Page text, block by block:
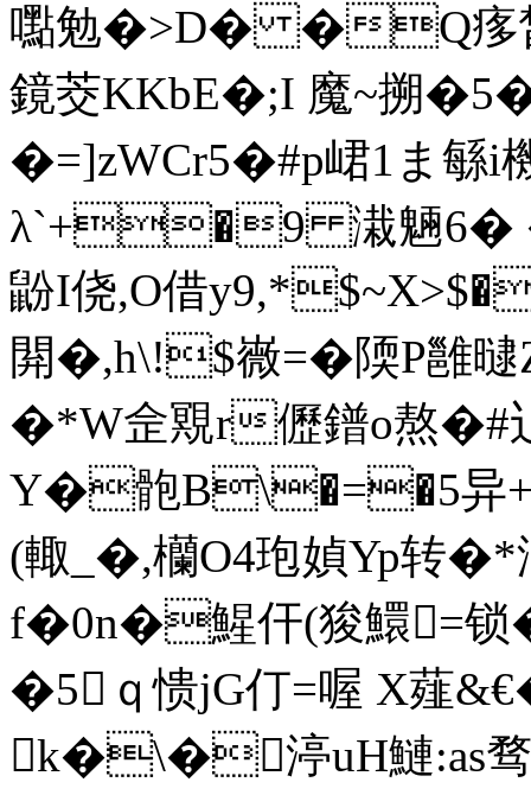
嚸勉�>D� �Q痑
鏡茭KKbE�;I 魔~搠
�=]zWCr5�#p峮1ま緐
λ`+�9 溨魎6�
鼢I侥,O借
閞�,h\!$嶶=�陾P雝
�*W佱覭r儮鐠o熬�#
Y�骲B\�=�5异+
(輙_�,欗O4玸媜Yp转
f�0n�鯹仠(狻鱞=锁
�5ｑ愦jG仃=喔 X薤
k�\�渟uH鰱:as